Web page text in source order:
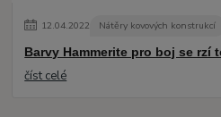
12.04.2022 Nátěry kovových konstrukcí
Barvy Hammerite pro boj se rzí
číst celé